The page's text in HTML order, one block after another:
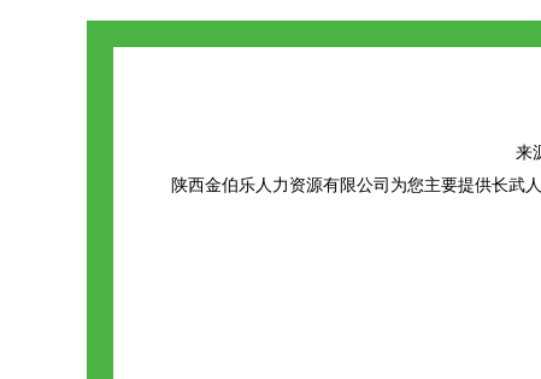
来
陕西金伯乐人力资源有限公司为您主要提供长武